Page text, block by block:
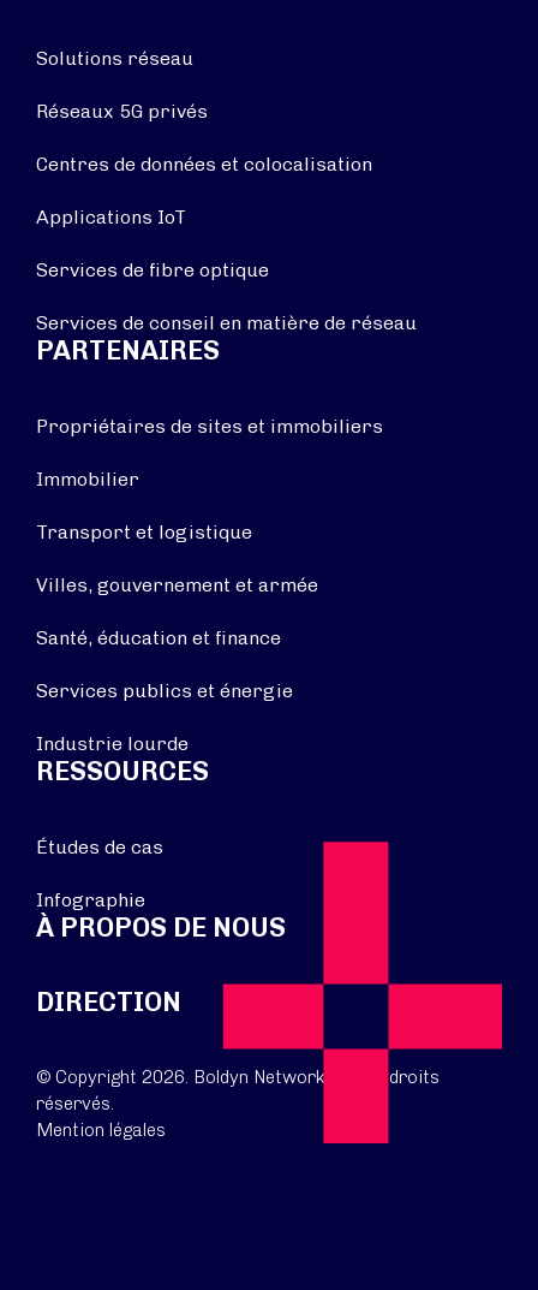
Solutions réseau
Réseaux 5G privés
Centres de données et colocalisation
Applications IoT
Services de fibre optique
Services de conseil en matière de réseau
PARTENAIRES
Propriétaires de sites et immobiliers
Immobilier
Transport et logistique
Villes, gouvernement et armée
Santé, éducation et finance
Services publics et énergie
Industrie lourde
RESSOURCES
Études de cas
Infographie
À PROPOS DE NOUS
DIRECTION
© Copyright 2026. Boldyn Networks. Tous droits
réservés.
Mention légales